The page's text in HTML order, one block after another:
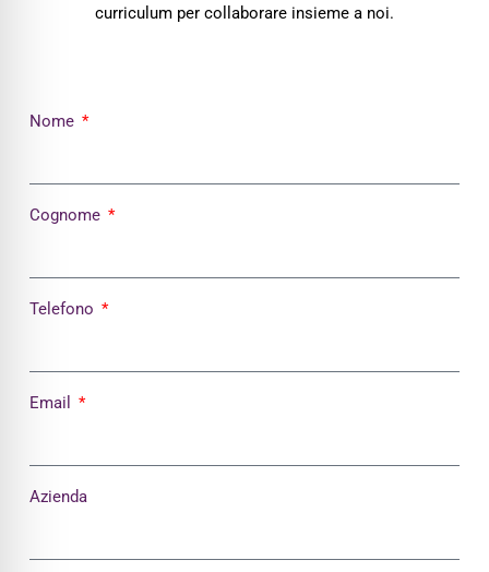
curriculum per collaborare insieme a noi.
Nome
Cognome
Telefono
Email
Azienda